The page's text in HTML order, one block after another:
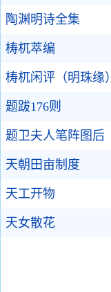
陶渊明诗全集
梼杌萃编
梼杌闲评（明珠缘）
题跋176则
题卫夫人笔阵图后
天朝田亩制度
天工开物
天女散花